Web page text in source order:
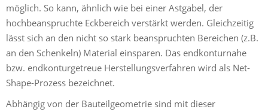
möglich. So kann, ähnlich wie bei einer Astgabel, der
hochbeanspruchte Eckbereich verstärkt werden. Gleichzeitig
lässt sich an den nicht so stark beanspruchten Bereichen (z.B.
an den Schenkeln) Material einsparen. Das endkonturnahe
bzw. endkonturgetreue Herstellungsverfahren wird als Net-
Shape-Prozess bezeichnet.
Abhängig von der Bauteilgeometrie sind mit dieser